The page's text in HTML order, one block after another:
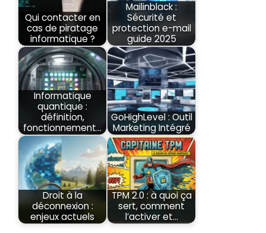
Qui contacter en
cas de piratage
informatique ?
Mailinblack :
Sécurité et
protection e-mail
guide 2025
Informatique
quantique :
définition,
fonctionnement…
GoHighLevel : Outil
Marketing Intégré
Droit à la
déconnexion :
enjeux actuels
TPM 2.0 : à quoi ça
sert, comment
l’activer et…